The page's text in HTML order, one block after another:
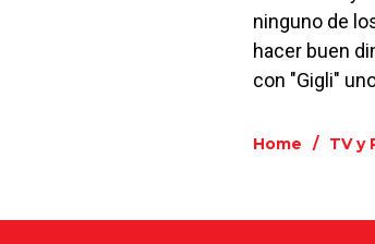
ninguno de
hacer buen
con "Gigli"
Home / TV y